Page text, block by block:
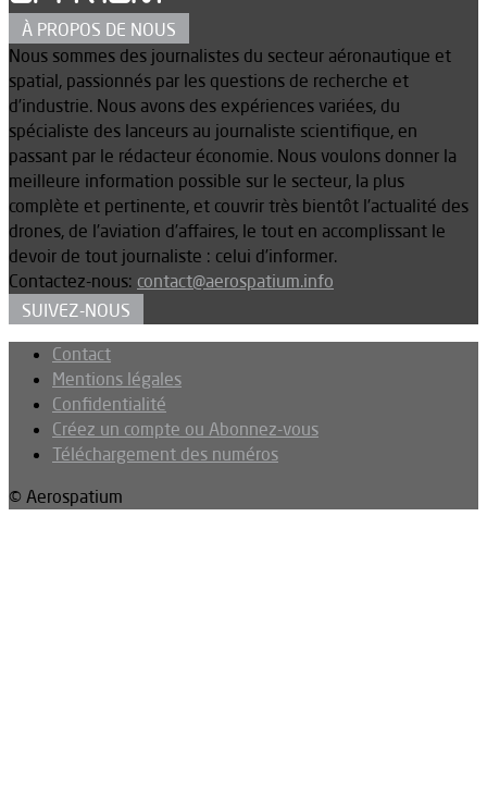
À PROPOS DE NOUS
Nous sommes des journalistes du secteur aéronautique et
spatial, passionnés par les questions de recherche et
d’industrie. Nous avons des expériences variées, du
spécialiste des lanceurs au journaliste scientifique, en
passant par le rédacteur économie. Nous voulons donner la
meilleure information possible sur le secteur, la plus
complète et pertinente, et couvrir très bientôt l’actualité des
drones, de l’aviation d’affaires, le tout en accomplissant le
devoir de tout journaliste : celui d’informer.
Contactez-nous: contact@aerospatium.info
SUIVEZ-NOUS
Contact
Mentions légales
Confidentialité
Créez un compte ou Abonnez-vous
Téléchargement des numéros
© Aerospatium